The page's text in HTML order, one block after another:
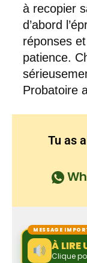
à recopier
d’abord
réponses
patience.
Probatoire
Tu as
MESSAGE
À LIRE
Clique